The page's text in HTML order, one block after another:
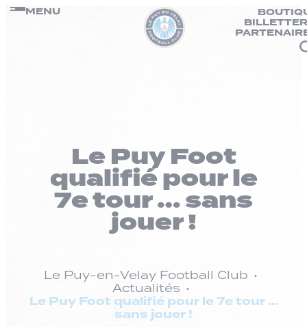
Passer
MENU
Le Puy Foot
qualifié pour le
7e tour … sans
jouer !
Le Puy-en-Velay Football Club
Actualités
Le Puy Foot qualifié pour le 7e tour …
sans jouer !
Panneau de gestion des cookies